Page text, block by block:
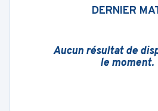
DERNIER
Aucun résultat de
le moment.